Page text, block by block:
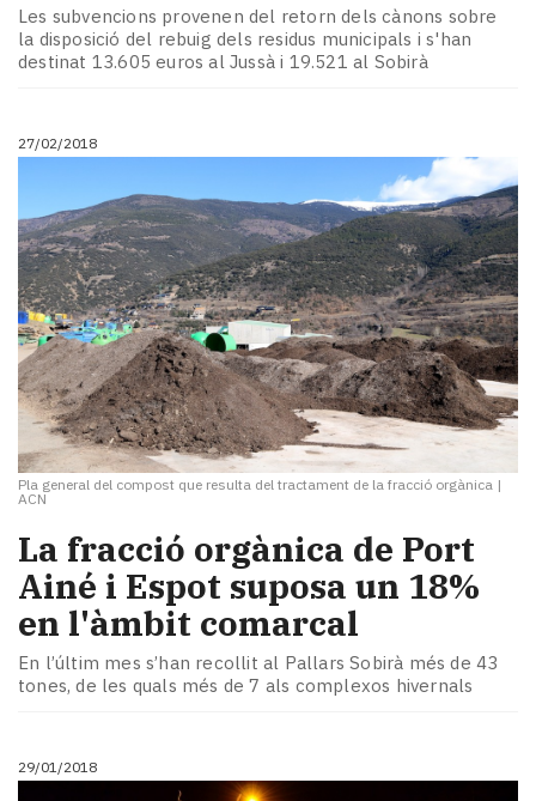
Les subvencions provenen del retorn dels cànons sobre
la disposició del rebuig dels residus municipals i s'han
destinat 13.605 euros al Jussà i 19.521 al Sobirà
27/02/2018
Pla general del compost que resulta del tractament de la fracció orgànica |
ACN
La fracció orgànica de Port
Ainé i Espot suposa un 18%
en l'àmbit comarcal
En l’últim mes s’han recollit al Pallars Sobirà més de 43
tones, de les quals més de 7 als complexos hivernals
29/01/2018